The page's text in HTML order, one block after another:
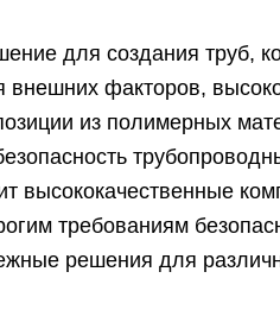
для создания труб,
внешних факторов,
из полимерных
высококачественные
требованиям
решения для